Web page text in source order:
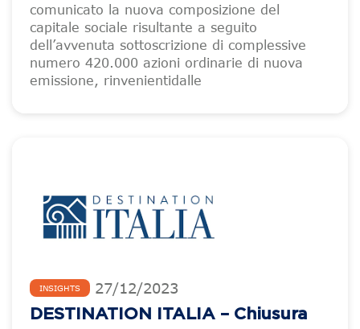
comunicato la nuova composizione del
capitale sociale risultante a seguito
dell’avvenuta sottoscrizione di complessive
numero 420.000 azioni ordinarie di nuova
emissione, rinvenientidalle
INSIGHTS 27/12/2023
DESTINATION ITALIA – Chiusura